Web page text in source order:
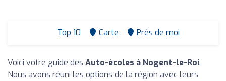
Top 10 Carte Près de moi
Voici votre guide des Auto-écoles à Nogent-le-Roi.
Nous avons réuni les options de la région avec leurs